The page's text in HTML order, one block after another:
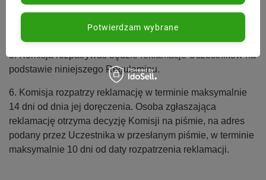
4. Reklamacje rozpatrywane będą przez Komisję
5. Komisja rozpatrywać będzie reklamacje Uczestników na
podstawie niniejszego Regulaminu.
6. Komisja rozpatrzy reklamację w terminie maksymalnie
14 dni od dnia jej doręczenia. Osoba zgłaszająca
reklamację otrzyma decyzję Komisji na piśmie, na adres
podany przez Uczestnika w przesłanym piśmie, w terminie
maksymalnie 10 dni od daty rozpatrzenia reklamacji.
Potwierdzam wybrane